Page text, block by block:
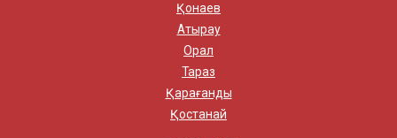
Қонаев
Атырау
Орал
Тараз
Қарағанды
Қостанай